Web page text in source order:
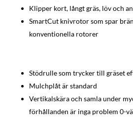
Klipper kort, långt gräs, löv och
SmartCut knivrotor som spar
konventionella rotorer
Stödrulle som trycker till gräset
Mulchplåt är standard
Vertikalskära och samla under
förhållanden är inga problem 0-